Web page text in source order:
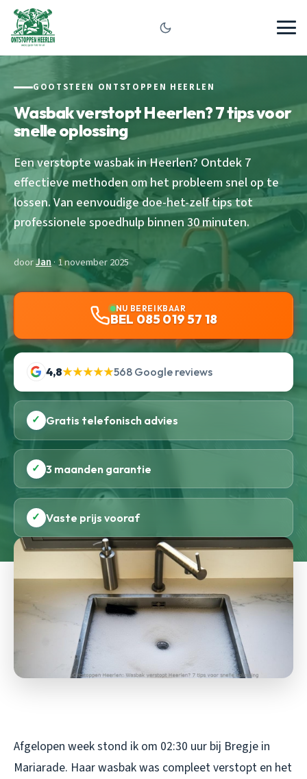
GOOTSTEEN ONTSTOPPEN HEERLEN
Wasbak verstopt Heerlen? 7 tips voor
snelle oplossing
Een verstopte wasbak in Heerlen? Ontdek 7
effectieve methoden om het probleem snel op te
lossen. Van eenvoudige doe-het-zelf tips tot
professionele spoedhulp binnen 30 minuten.
doorJan· 1 november 2025
NU BEREIKBAAR
BEL 085 019 57 18
4,8★★★★★568 Google reviews
✓ Gratis telefonisch advies
✓ 3 maanden garantie
✓ Vaste prijs vooraf
Afgelopen week stond ik om 02:30 uur bij Bregje in
Mariarade. Haar wasbak was compleet verstopt en het